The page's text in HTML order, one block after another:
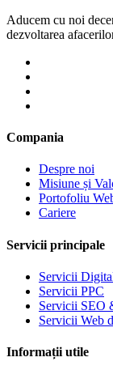
Aducem cu noi
dezvoltarea
Compania
Despre noi
Misiune și
Portofoliu
Cariere
Servicii principale
Servicii
Servicii PPC
Servicii SEO
Servicii Web
Informații utile